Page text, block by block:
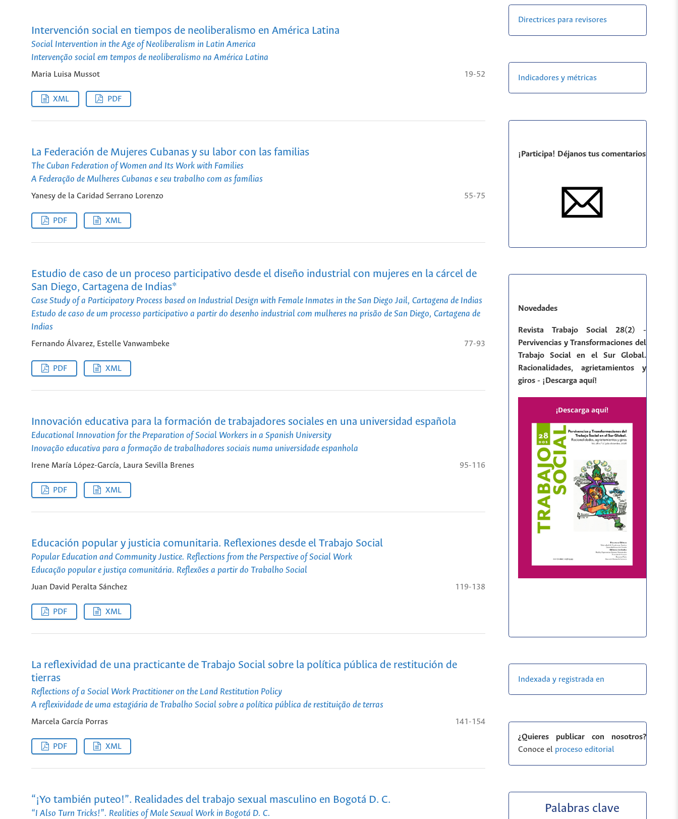
Intervención social en tiempos de neoliberalismo en América Latina
Social Intervention in the Age of Neoliberalism in Latin America
Intervenção social em tempos de neoliberalismo na América Latina
Maria Luisa Mussot 19-52
XML PDF
La Federación de Mujeres Cubanas y su labor con las familias
The Cuban Federation of Women and Its Work with Families
A Federação de Mulheres Cubanas e seu trabalho com as famílias
Yanesy de la Caridad Serrano Lorenzo 55-75
PDF XML
Estudio de caso de un proceso participativo desde el diseño industrial con mujeres en la cárcel de
San Diego, Cartagena de Indias*
Case Study of a Participatory Process based on Industrial Design with Female Inmates in the San Diego Jail, Cartagena de Indias
Estudo de caso de um processo participativo a partir do desenho industrial com mulheres na prisão de San Diego, Cartagena de
Indias
Fernando Álvarez, Estelle Vanwambeke 77-93
PDF XML
Innovación educativa para la formación de trabajadores sociales en una universidad española
Educational Innovation for the Preparation of Social Workers in a Spanish University
Inovação educativa para a formação de trabalhadores sociais numa universidade espanhola
Irene María López-García, Laura Sevilla Brenes 95-116
PDF XML
Educación popular y justicia comunitaria. Reflexiones desde el Trabajo Social
Popular Education and Community Justice. Reflections from the Perspective of Social Work
Educação popular e justiça comunitária. Reflexões a partir do Trabalho Social
Juan David Peralta Sánchez 119-138
PDF XML
La reflexividad de una practicante de Trabajo Social sobre la política pública de restitución de
tierras
Reflections of a Social Work Practitioner on the Land Restitution Policy
A reflexividade de uma estagiária de Trabalho Social sobre a política pública de restituição de terras
Marcela García Porras 141-154
PDF XML
“¡Yo también puteo!”. Realidades del trabajo sexual masculino en Bogotá D. C.
“I Also Turn Tricks!”. Realities of Male Sexual Work in Bogotá D. C.
Directrices para revisores
Indicadores y métricas
¡Participa! Déjanos tus comentarios
Novedades
Revista Trabajo Social 28(2) -
Pervivencias y Transformaciones del
Trabajo Social en el Sur Global.
Racionalidades, agrietamientos y
giros - ¡Descarga aquí!
Indexada y registrada en
¿Quieres publicar con nosotros?
Conoce el proceso editorial
Palabras clave